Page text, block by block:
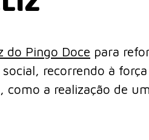
do Pingo Doce para
recorrendo à
a realização de